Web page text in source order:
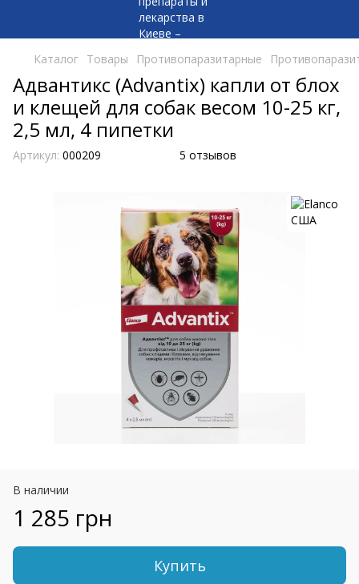
Каталог Товары Противопаразитарные
Адвантикс (Advantix) капли от блох
и клещей для собак весом 10-25 кг,
2,5 мл, 4 пипетки
Артикул: 000209 5 отзывов
В наличии
1 285 грн
Купить